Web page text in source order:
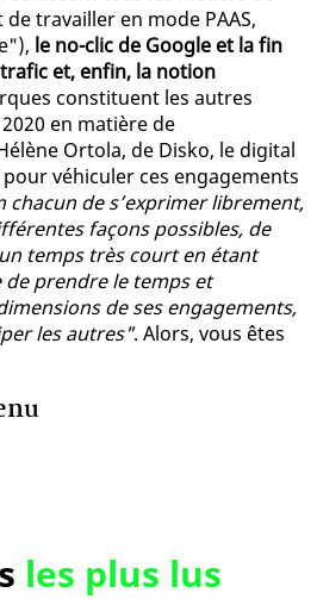
travailler en mode PAAS,
le no-clic de Google et la fin
et, enfin, la notion
constituent les autres
en matière de
Ortola, de Disko, le digital
véhiculer ces engagements
chacun de s’exprimer librement,
façons possibles, de
temps très court en étant
prendre le temps et
de ses engagements,
les autres". Alors, vous êtes
les plus lus